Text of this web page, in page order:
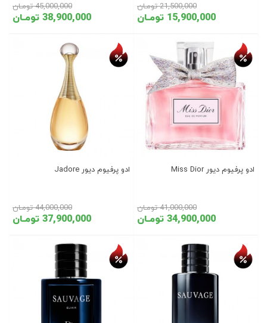
15,900,000 تومـان
21,500,000 تومـان
38,900,000 تومـان
45,000,000 تومـان
ادو پرفیوم دیور Miss Dior
34,900,000 تومـان
41,000,000 تومـان
ادو پرفیوم دیور Jadore
37,900,000 تومـان
44,000,000 تومـان